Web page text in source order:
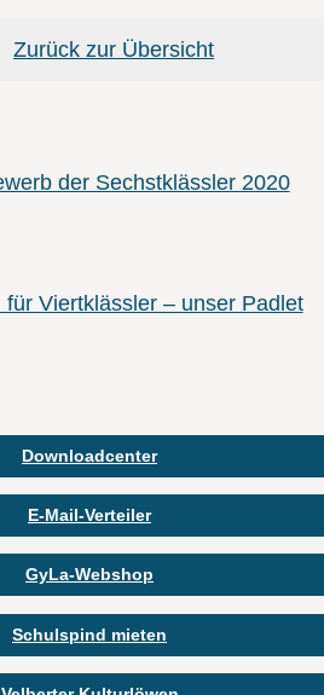
Zurück zur Übersicht
der Sechstklässler 2020
Viertklässler – unser Padlet
Downloadcenter
E-Mail-Verteiler
GyLa-Webshop
Schulspind mieten